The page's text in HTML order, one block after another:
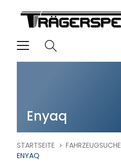
Enyaq
STARTSEITE FAHRZEUGSUCHE
ENYAQ